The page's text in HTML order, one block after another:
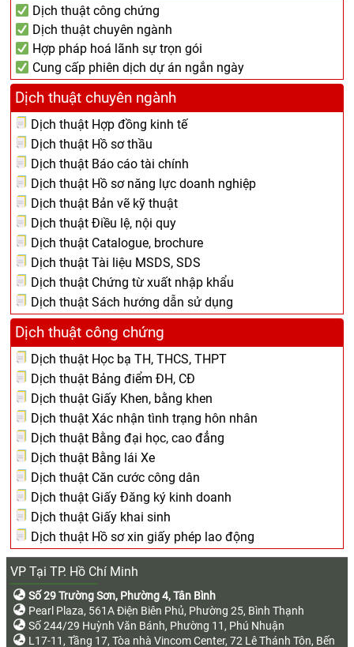
Dịch thuật công chứng
Dịch thuật chuyên ngành
Hợp pháp hoá lãnh sự trọn gói
Cung cấp phiên dịch dự án ngắn ngày
Dịch thuật chuyên ngành
Dịch thuật Hợp đồng kinh tế
Dịch thuật Hồ sơ thầu
Dịch thuật Báo cáo tài chính
Dịch thuật Hồ sơ năng lực doanh nghiệp
Dịch thuật Bản vẽ kỹ thuật
Dịch thuật Điều lệ, nội quy
Dịch thuật Catalogue, brochure
Dịch thuật Tài liệu MSDS, SDS
Dịch thuật Chứng từ xuất nhập khẩu
Dịch thuật Sách hướng dẫn sử dụng
Dịch thuật công chứng
Dịch thuật Học bạ TH, THCS, THPT
Dịch thuật Bảng điểm ĐH, CĐ
Dịch thuật Giấy Khen, bằng khen
Dịch thuật Xác nhận tình trạng hôn nhân
Dịch thuật Bằng đại học, cao đẳng
Dịch thuật Bằng lái Xe
Dịch thuật Căn cước công dân
Dịch thuật Giấy Đăng ký kinh doanh
Dịch thuật Giấy khai sinh
Dịch thuật Hồ sơ xin giấy phép lao động
VP Tại TP. Hồ Chí Minh
Số 29 Trường Sơn, Phường 4, Tân Bình
Pearl Plaza, 561A Điện Biên Phủ, Phường 25, Bình Thạnh
Số 244/29 Huỳnh Văn Bánh, Phường 11, Phú Nhuận
L17-11, Tầng 17, Tòa nhà Vincom Center, 72 Lê Thánh Tôn, Bến